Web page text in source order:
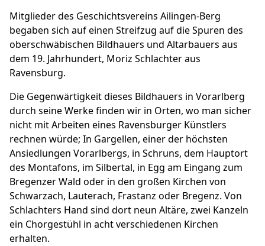
Mitglieder des Geschichtsvereins Ailingen-Berg
begaben sich auf einen Streifzug auf die Spuren des
oberschwäbischen Bildhauers und Altarbauers aus
dem 19. Jahrhundert, Moriz Schlachter aus
Ravensburg.
Die Gegenwärtigkeit dieses Bildhauers in Vorarlberg
durch seine Werke finden wir in Orten, wo man sicher
nicht mit Arbeiten eines Ravensburger Künstlers
rechnen würde; In Gargellen, einer der höchsten
Ansiedlungen Vorarlbergs, in Schruns, dem Hauptort
des Montafons, im Silbertal, in Egg am Eingang zum
Bregenzer Wald oder in den großen Kirchen von
Schwarzach, Lauterach, Frastanz oder Bregenz. Von
Schlachters Hand sind dort neun Altäre, zwei Kanzeln
ein Chorgestühl in acht verschiedenen Kirchen
erhalten.